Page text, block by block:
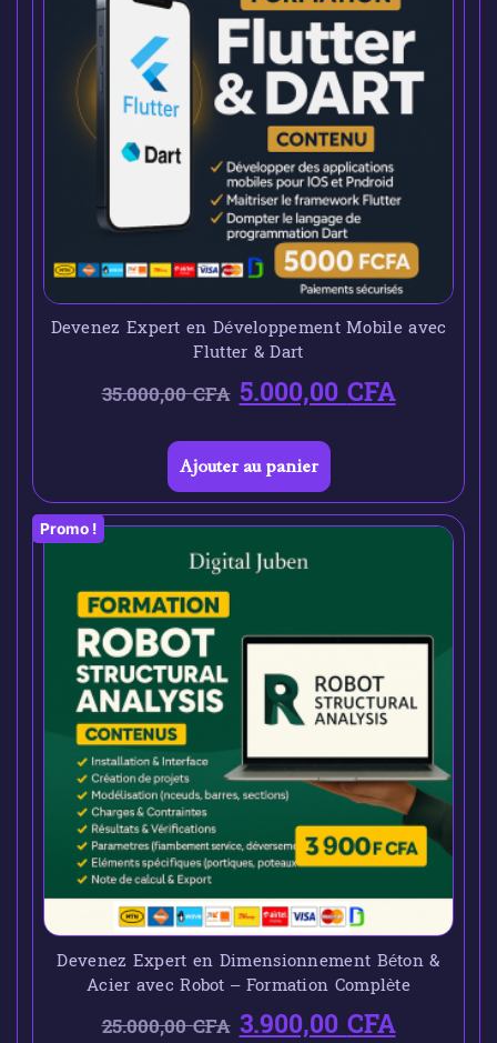
Devenez Expert en Développement Mobile avec
Flutter & Dart
35.000,00CFA 5.000,00CFA
Ajouter au panier
Promo !
Devenez Expert en Dimensionnement Béton &
Acier avec Robot – Formation Complète
25.000,00CFA 3.900,00CFA